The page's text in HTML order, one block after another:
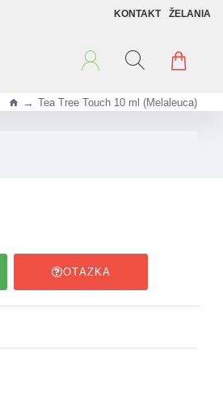
KONTAKT ŽELANIA
h
Tea Tree Touch 10 ml (Melaleuca)
OTÁZKA